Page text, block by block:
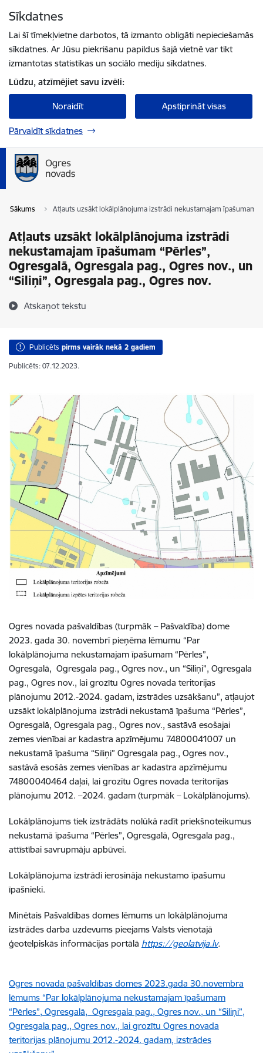
Sīkdatnes
Lai šī tīmekļvietne darbotos, tā izmanto obligāti nepieciešamās
sīkdatnes. Ar Jūsu piekrišanu papildus šajā vietnē var tikt
izmantotas statistikas un sociālo mediju sīkdatnes.
Lūdzu, atzīmējiet savu izvēli:
Noraidīt Apstiprināt visas
Pārvaldīt sīkdatnes
Sākums Atļauts uzsākt lokālplānojuma izstrādi nekustamajam īpašumam
Atļauts uzsākt lokālplānojuma izstrādi
nekustamajam īpašumam “Pērles”,
Ogresgalā, Ogresgala pag., Ogres nov., un
“Siliņi”, Ogresgala pag., Ogres nov.
Atskaņot tekstu
Publicēts pirms vairāk nekā 2 gadiem
Publicēts: 07.12.2023.
Ogres novada pašvaldības (turpmāk – Pašvaldība) dome
2023. gada 30. novembrī pieņēma lēmumu “Par
lokālplānojuma nekustamajam īpašumam “Pērles”,
Ogresgalā, Ogresgala pag., Ogres nov., un “Siliņi”, Ogresgala
pag., Ogres nov., lai grozītu Ogres novada teritorijas
plānojumu 2012.-2024. gadam, izstrādes uzsākšanu”, atļaujot
uzsākt lokālplānojuma izstrādi nekustamā īpašuma “Pērles”,
Ogresgalā, Ogresgala pag., Ogres nov., sastāvā esošajai
zemes vienībai ar kadastra apzīmējumu 74800041007 un
nekustamā īpašuma “Siliņi” Ogresgala pag., Ogres nov.,
sastāvā esošās zemes vienības ar kadastra apzīmējumu
74800040464 daļai, lai grozītu Ogres novada teritorijas
plānojumu 2012. –2024. gadam (turpmāk – Lokālplānojums).
Lokālplānojums tiek izstrādāts nolūkā radīt priekšnoteikumus
nekustamā īpašuma “Pērles”, Ogresgalā, Ogresgala pag.,
attīstībai savrupmāju apbūvei.
Lokālplānojuma izstrādi ierosināja nekustamo īpašumu
īpašnieki.
Minētais Pašvaldības domes lēmums un lokālplānojuma
izstrādes darba uzdevums pieejams Valsts vienotajā
ģeotelpiskās informācijas portālā https://geolatvija.lv.
Ogres novada pašvaldības domes 2023.gada 30.novembra
lēmums “Par lokālplānojuma nekustamajam īpašumam
“Pērles”, Ogresgalā, Ogresgala pag., Ogres nov., un “Siliņi”,
Ogresgala pag., Ogres nov., lai grozītu Ogres novada
teritorijas plānojumu 2012.-2024. gadam, izstrādes